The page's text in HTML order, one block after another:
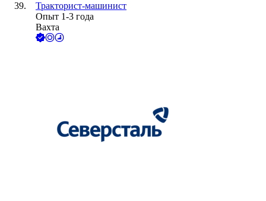
Тракторист-машинист
Опыт 1-3 года
Вахта